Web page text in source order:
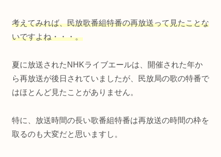
考えてみれば、民放歌番組特番の再放送って見たことな
いですよね・・・。
夏に放送されたNHKライブエールは、開催された年か
ら再放送が後日されていましたが、民放局の歌の特番で
はほとんど見たことがありません。
特に、放送時間の長い歌番組特番は再放送の時間の枠を
取るのも大変だと思いますし。